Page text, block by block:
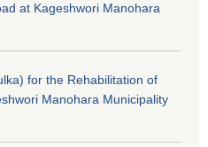
at Kageshwori Manohara
for the Rehabilitation of
Manohara Municipality